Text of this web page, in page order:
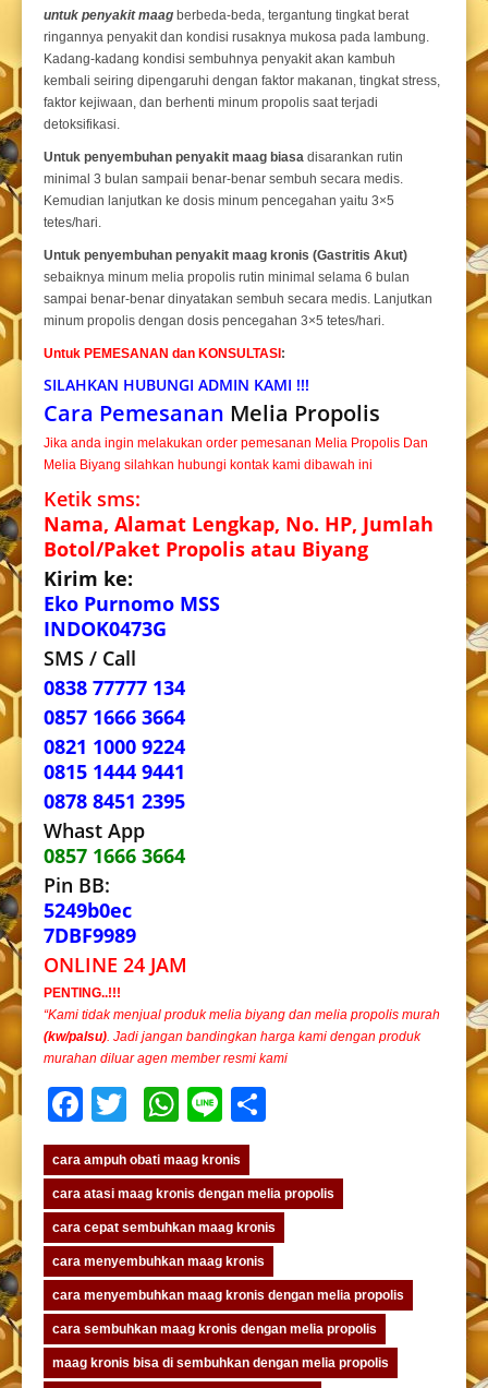
untuk penyakit maag berbeda-beda, tergantung tingkat berat
ringannya penyakit dan kondisi rusaknya mukosa pada lambung.
Kadang-kadang kondisi sembuhnya penyakit akan kambuh
kembali seiring dipengaruhi dengan faktor makanan, tingkat stress,
faktor kejiwaan, dan berhenti minum propolis saat terjadi
detoksifikasi.
Untuk penyembuhan penyakit maag biasa disarankan rutin
minimal 3 bulan sampaii benar-benar sembuh secara medis.
Kemudian lanjutkan ke dosis minum pencegahan yaitu 3×5
tetes/hari.
Untuk penyembuhan penyakit maag kronis (Gastritis Akut)
sebaiknya minum melia propolis rutin minimal selama 6 bulan
sampai benar-benar dinyatakan sembuh secara medis. Lanjutkan
minum propolis dengan dosis pencegahan 3×5 tetes/hari.
Untuk PEMESANAN dan KONSULTASI :
SILAHKAN HUBUNGI ADMIN KAMI !!!
Cara Pemesanan Melia Propolis
Jika anda ingin melakukan order pemesanan Melia Propolis Dan
Melia Biyang silahkan hubungi kontak kami dibawah ini
Ketik sms:
Nama, Alamat Lengkap, No. HP, Jumlah
Botol/Paket Propolis atau Biyang
Kirim ke:
Eko Purnomo MSS
INDOK0473G
SMS / Call
0838 77777 134
0857 1666 3664
0821 1000 9224
0815 1444 9441
0878 8451 2395
Whast App
0857 1666 3664
Pin BB:
5249b0ec
7DBF9989
ONLINE 24 JAM
PENTING..!!!
“Kami tidak menjual produk melia biyang dan melia propolis murah
(kw/palsu). Jadi jangan bandingkan harga kami dengan produk
murahan diluar agen member resmi kami
Facebook
TwitterWhatsApp
Line
cara ampuh obati maag kronis
cara atasi maag kronis dengan melia propolis
cara cepat sembuhkan maag kronis
cara menyembuhkan maag kronis
cara menyembuhkan maag kronis dengan melia propolis
cara sembuhkan maag kronis dengan melia propolis
maag kronis bisa di sembuhkan dengan melia propolis